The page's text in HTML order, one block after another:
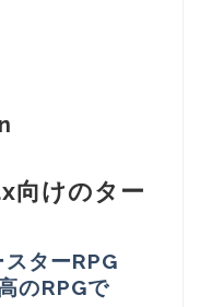
向けのター
ターRPG
のRPGで